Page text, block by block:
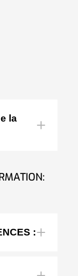
la
: